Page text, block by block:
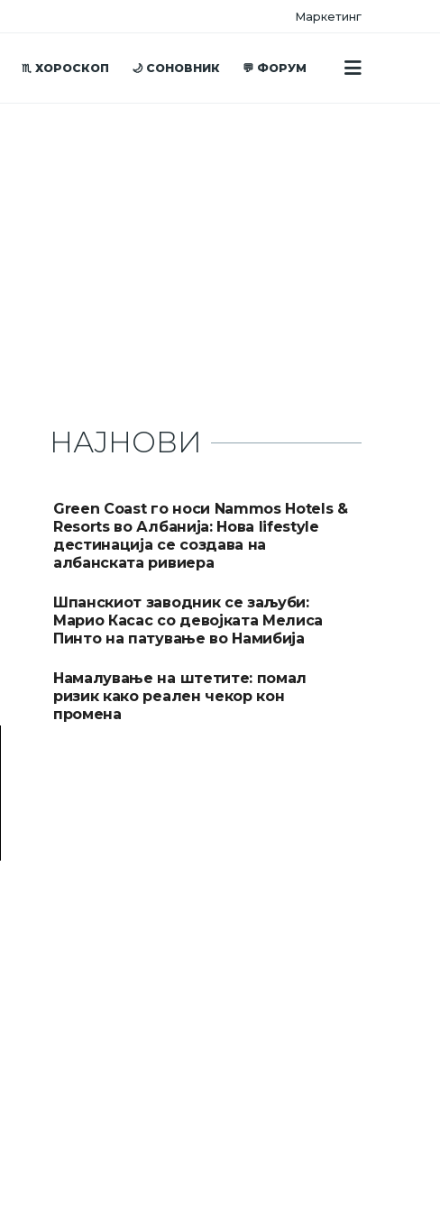
Маркетинг
♏ ХОРОСКОП 🌙 СОНОВНИК 💬 ФОРУМ
НАЈНОВИ
Green Coast го носи Nammos Hotels &
Resorts во Албанија: Нова lifestyle
дестинација се создава на
албанската ривиера
Шпанскиот заводник се заљуби:
Марио Касас со девојката Мелиса
Пинто на патување во Намибија
Намалување на штетите: помал
ризик како реален чекор кон
промена